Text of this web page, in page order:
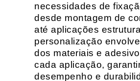
necessidades de
desde montagem de
até aplicações
personalização
dos materiais e
cada aplicação,
desempenho e